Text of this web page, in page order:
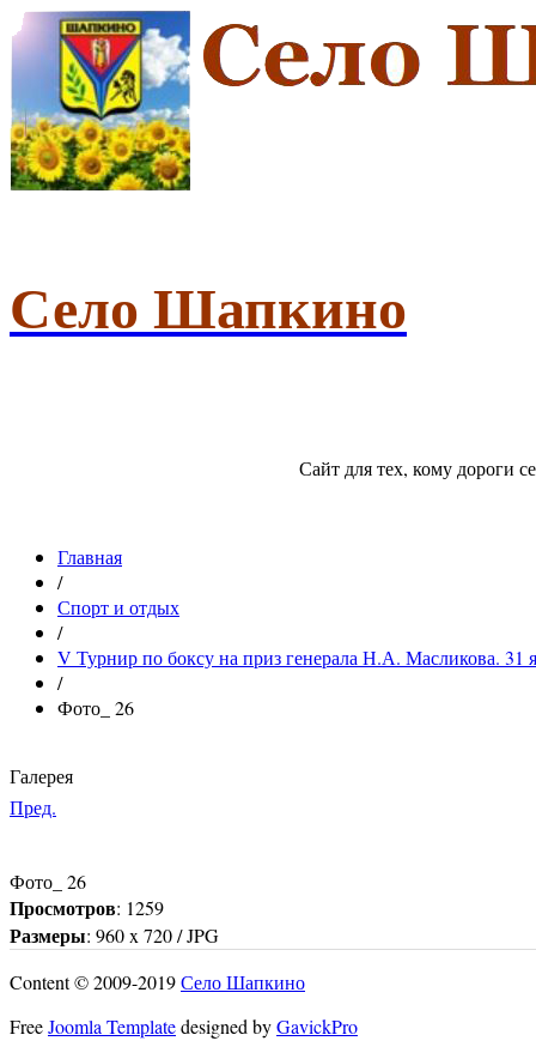
Село Шапкино
Сайт для тех, кому дороги
Главная
/
Спорт и отдых
/
V Турнир по боксу на приз генерала Н.А. Масликова. 31
/
Фото_ 26
Галерея
Пред.
Фото_ 26
Просмотров: 1259
Размеры: 960 x 720 / JPG
Content © 2009-2019Село Шапкино
FreeJoomla Templatedesigned byGavickPro